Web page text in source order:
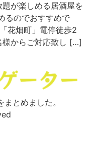
が楽しめる居酒屋を
るのでおすすめで
花畑町」電停徒歩2
様からご対応致し […]
とめました。